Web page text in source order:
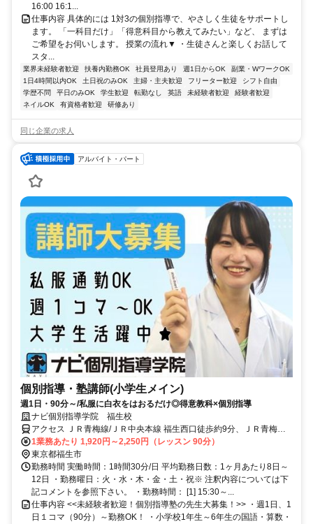
16:00 16:1...
仕事内容 具体的には 1対3の個別指導で、やさしく生徒をサポートし
ます。 「一科目だけ」「得意科目から教えてみたい」など、 まずは
ご希望をお伺いします。 授業の流れ▼ ・生徒さんと楽しくお話して
スタ...
業界未経験者歓迎 扶養内勤務OK 社員登用あり 週1日からOK
副業・WワークOK
1日4時間以内OK
土日祝のみOK 主婦・主夫歓迎 フリーター歓迎
シフト自由
学歴不問
平日のみOK 学生歓迎 転勤なし 英語 未経験者歓迎
経験者歓迎
ネイルOK
有資格者歓迎 研修あり
同じ企業の求人
アルバイト・パート
個別指導・塾講師(小学生メイン)
週1日・90分～/私服に白衣をはおるだけ◎得意教科×個別指導
ナビ個別指導学院 福生校
アクセス ＪＲ青梅線/ＪＲ中央本線 福生西口徒歩約9分、ＪＲ青梅線/
ＪＲ中央本線 牛浜西口徒歩約10分、ＪＲ五日市線/ＪＲ青梅線 熊川徒
歩約17分 福生駅より徒歩9分
1業務あたり 1,920円～2,250円（レッスン 90分）
東京都福生市
勤務時間 実働時間：1時間30分/日 平均勤務日数：1ヶ月あたり8日～
12日 ・勤務曜日：火・水・木・金・土・祝※ 注釈内容については下
記コメントを参照下さい。 ・勤務時間： [1] 15:30～...
仕事内容 <<未経験者歓迎！個別指導塾の先生大募集！>> ・週1日、1
日１コマ（90分）～勤務OK！ ・小学校1年生～6年生の国語・算数・